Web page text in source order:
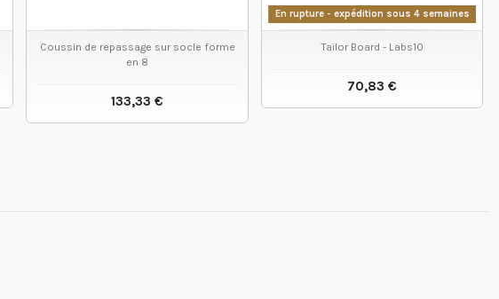
Coussin de repassage sur socle forme
en 8
133,33 €
VOIR LE PRODUIT
En rupture - expédition sous 4 semaines
Tailor Board - Labs10
70,83 €
VOIR LE PRODUIT